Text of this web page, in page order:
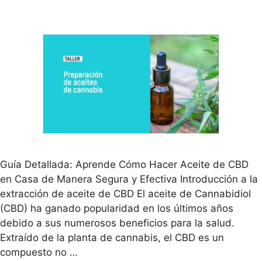
Guía Detallada: Aprende Cómo Hacer Aceite de CBD
en Casa de Manera Segura y Efectiva Introducción a la
extracción de aceite de CBD El aceite de Cannabidiol
(CBD) ha ganado popularidad en los últimos años
debido a sus numerosos beneficios para la salud.
Extraído de la planta de cannabis, el CBD es un
compuesto no …